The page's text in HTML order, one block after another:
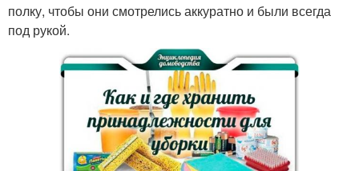
полку, чтобы они смотрелись аккуратно и были всегда
под рукой.